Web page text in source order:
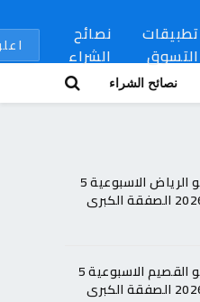
تطبيقات
التسوق
نصائح
الشراء
نصائح الشراء
عروض نستو الرياض الاسبوعية 5
عروض نستو القصيم الاسبوعية 5